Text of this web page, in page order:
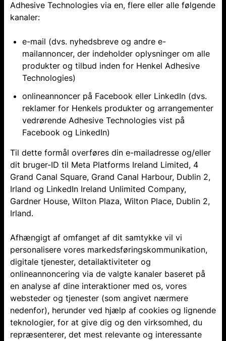
Adhesive Technologies via en, flere eller alle følgende
kanaler:
e-mail (dvs. nyhedsbreve og andre e-
mailannoncer, der indeholder oplysninger om alle
produkter og tilbud inden for Henkel Adhesive
Technologies)
onlineannoncer på Facebook eller LinkedIn (dvs.
reklamer for Henkels produkter og arrangementer
vedrørende Adhesive Technologies vist på
Facebook og LinkedIn)
Til dette formål overføres din e-mailadresse og/eller
dit bruger-ID til Meta Platforms Ireland Limited, 4
Grand Canal Square, Grand Canal Harbour, Dublin 2,
Irland og LinkedIn Ireland Unlimited Company,
Gardner House, Wilton Plaza, Wilton Place, Dublin 2,
Irland.
Afhængigt af omfanget af dit samtykke vil vi
personalisere vores markedsføringskommunikation,
digitale tjenester, detailaktiviteter og
onlineannoncering via de valgte kanaler baseret på
en analyse af dine interaktioner med os, vores
websteder og tjenester (som angivet nærmere
nedenfor), herunder ved hjælp af cookies og lignende
teknologier, for at give dig og den virksomhed, du
repræsenterer, det mest relevante og interessante